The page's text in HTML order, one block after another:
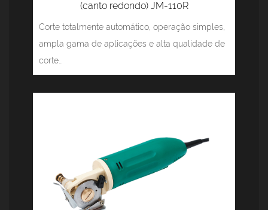
(canto redondo) JM-110R
Corte totalmente automático, operação simples,
ampla gama de aplicações e alta qualidade de
corte...